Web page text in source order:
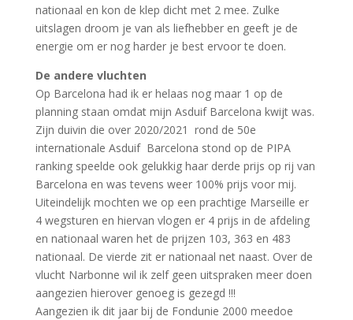
nationaal en kon de klep dicht met 2 mee. Zulke
uitslagen droom je van als liefhebber en geeft je de
energie om er nog harder je best ervoor te doen.
De andere vluchten
Op Barcelona had ik er helaas nog maar 1 op de
planning staan omdat mijn Asduif Barcelona kwijt was.
Zijn duivin die over 2020/2021 rond de 50e
internationale Asduif Barcelona stond op de PIPA
ranking speelde ook gelukkig haar derde prijs op rij van
Barcelona en was tevens weer 100% prijs voor mij.
Uiteindelijk mochten we op een prachtige Marseille er
4 wegsturen en hiervan vlogen er 4 prijs in de afdeling
en nationaal waren het de prijzen 103, 363 en 483
nationaal. De vierde zit er nationaal net naast. Over de
vlucht Narbonne wil ik zelf geen uitspraken meer doen
aangezien hierover genoeg is gezegd !!!
Aangezien ik dit jaar bij de Fondunie 2000 meedoe